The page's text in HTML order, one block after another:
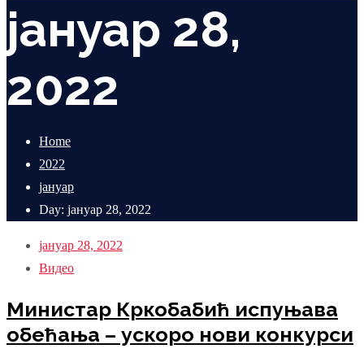
јануар 28,
2022
Home
2022
јануар
Day: јануар 28, 2022
јануар 28, 2022
Видео
Министар Кркобабић испуњава
обећања – ускоро нови конкурси